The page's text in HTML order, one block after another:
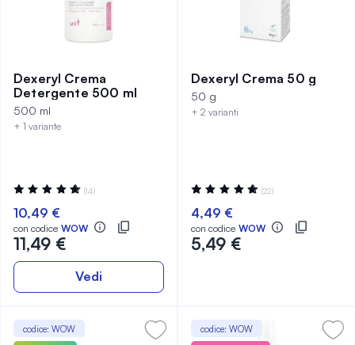
Dexeryl Crema
Detergente 500 ml
500 ml
+ 1 variante
Valutazione:
99%
(14)
10,49 €
con codice WOW
11,49 €
Vedi
Dexeryl Crema 50 g
50 g
+ 2 varianti
Valutazione:
99%
(22)
4,49 €
con codice WOW
5,49 €
codice: WOW codice: WOW